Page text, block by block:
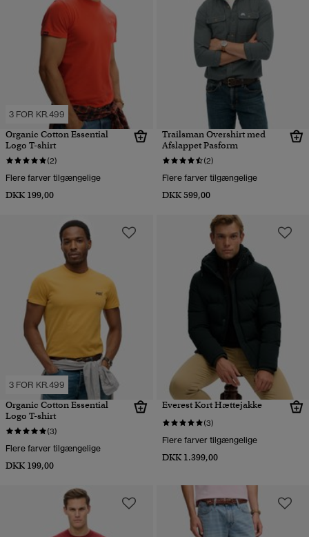
3 FOR KR.499
Organic Cotton Essential
Logo T-shirt
(2)
Flere farver tilgængelige
DKK 199,00
Trailsman Overshirt med
Afslappet Pasform
(2)
Flere farver tilgængelige
DKK 599,00
3 FOR KR.499
Organic Cotton Essential
Logo T-shirt
(3)
Flere farver tilgængelige
DKK 199,00
Everest Kort Hættejakke
(3)
Flere farver tilgængelige
DKK 1.399,00